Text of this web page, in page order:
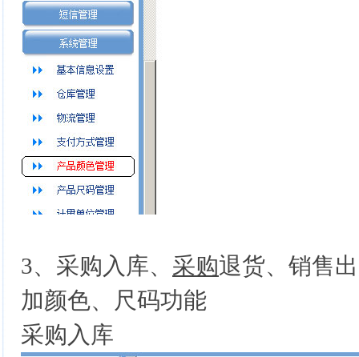
3、采购入库、 采购退货、销售
加颜色、尺码功能
采购入库